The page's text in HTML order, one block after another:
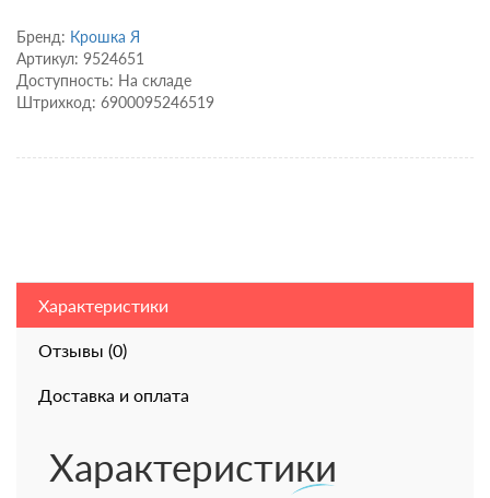
Бренд: Крошка Я
Артикул: 9524651
Доступность: На складе
Штрихкод: 6900095246519
Характеристики
Отзывы (0)
Доставка и оплата
Характеристики